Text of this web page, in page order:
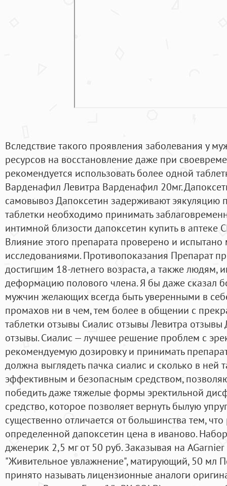
Вследствие такого проявления заболевания у
ресурсов на восстановление даже при
рекомендуется использовать более одной
Варденафил Левитра Варденафил 20мг.
самовывоз Дапоксетин задерживают эякуляцию
таблетки необходимо принимать
интимной близости дапоксетин купить в аптеке
Влияние этого препарата проверено и
исследованиями. Противопоказания Препарат
достигшим 18-летнего возраста, а также
деформацию полового члена. Я бы даже сказал
мужчин желающих всегда быть уверенными в
промахов ни в чем, тем более в общении с
таблетки отзывы Сиалис отзывы Левитра
отзывы. Сиалис — лучшее решение проблем с
рекомендуемую дозировку и принимать
должна выглядеть пачка сиалис и сколько в ней
эффективным и безопасным средством,
победить даже тяжелые формы эректильной
средство, которое позволяет вернуть былую
существенно отличается от большинства тем,
определенной дапоксетин цена в иваново.
дженерик 2,5 мг от 50 руб. Заказывая на
"Живительное увлажнение", матирующий, 50 мл
принято называть лицензионные аналоги